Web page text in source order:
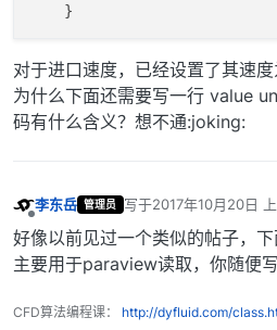
        relative        no;
    outlet
    {
type
    innerWall
    {
type
    }
    {
对于进口速度，已经设置了其速
为什么下面还需要写一行 value
码有什么含义？想不通:joking:
李东岳 管理员 写于2017年10月20日
最后由 编辑
好像以前见过一个类似的帖子，
主要用于paraview读取，你随便写
CFD算法编程课： http://dyfluid.com/